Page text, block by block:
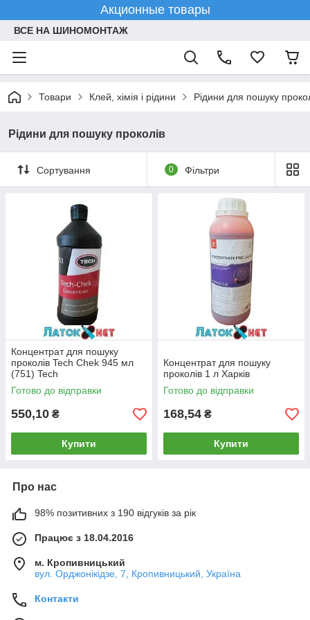
Акционные товары
ВСЕ НА ШИНОМОНТАЖ
Товари Клей, хімія і рідини Рідини для пошуку
Рідини для пошуку проколів
Сортування 0 Фільтри
Концентрат для пошуку
проколів Tech Chek 945 мл
(751) Tech
Готово до відправки
550,10 ₴
Купити
Концентрат для пошуку
проколів 1 л Харків
Готово до відправки
168,54 ₴
Купити
Про нас
98% позитивних з 190 відгуків за рік
Працює з 18.04.2016
м. Кропивницький
вул. Орджонікідзе, 7, Кропивницький, Україна
Контакти